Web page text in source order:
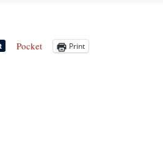
Pocket Print